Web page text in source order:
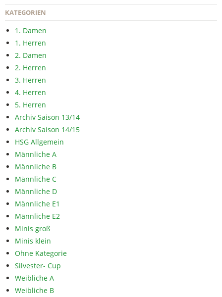
KATEGORIEN
1. Damen
1. Herren
2. Damen
2. Herren
3. Herren
4. Herren
5. Herren
Archiv Saison 13/14
Archiv Saison 14/15
HSG Allgemein
Männliche A
Männliche B
Männliche C
Männliche D
Männliche E1
Männliche E2
Minis groß
Minis klein
Ohne Kategorie
Silvester- Cup
Weibliche A
Weibliche B